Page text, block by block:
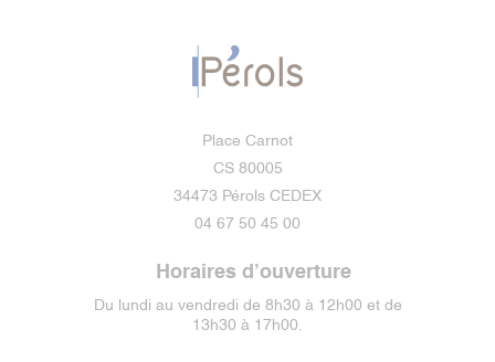
Place Carnot
CS 80005
34473 Pérols CEDEX
04 67 50 45 00
Horaires d’ouverture
Du lundi au vendredi de 8h30 à 12h00 et de
13h30 à 17h00.